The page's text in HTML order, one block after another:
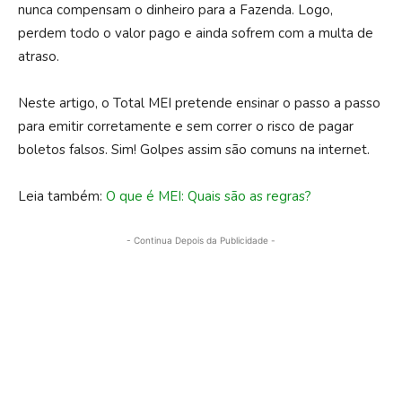
nunca compensam o dinheiro para a Fazenda. Logo,
perdem todo o valor pago e ainda sofrem com a multa de
atraso.
Neste artigo, o Total MEI pretende ensinar o passo a passo
para emitir corretamente e sem correr o risco de pagar
boletos falsos. Sim! Golpes assim são comuns na internet.
Leia também: O que é MEI: Quais são as regras?
- Continua Depois da Publicidade -